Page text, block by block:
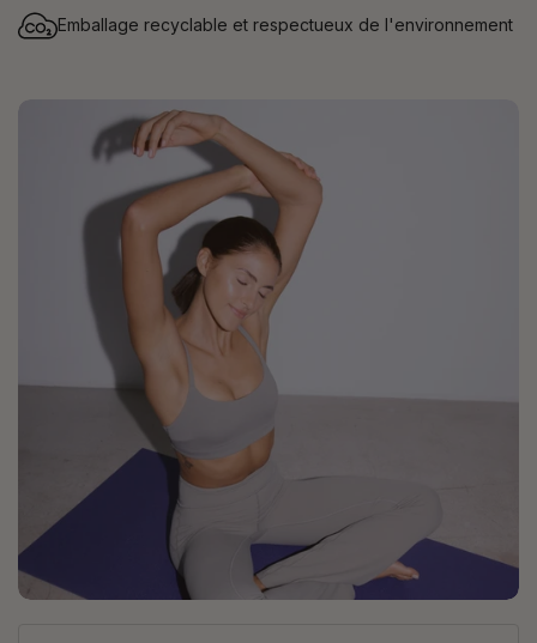
Emballage recyclable et respectueux de l'environnement